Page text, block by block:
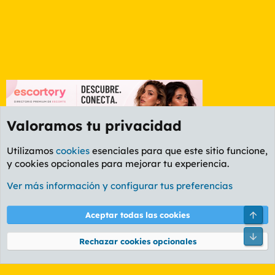
Foro General
Cookies
PL OLDSTYLE AMARILLO
Términos y reglas Política de privacidad Ayuda
Community platform by XenForo® © 2010-2026 XenForo Ltd.
Valoramos tu privacidad
Utilizamos cookies esenciales para que este sitio funcione,
y cookies opcionales para mejorar tu experiencia.
Ver más información y configurar tus preferencias
Aceptar todas las cookies
Rechazar cookies opcionales
Pie